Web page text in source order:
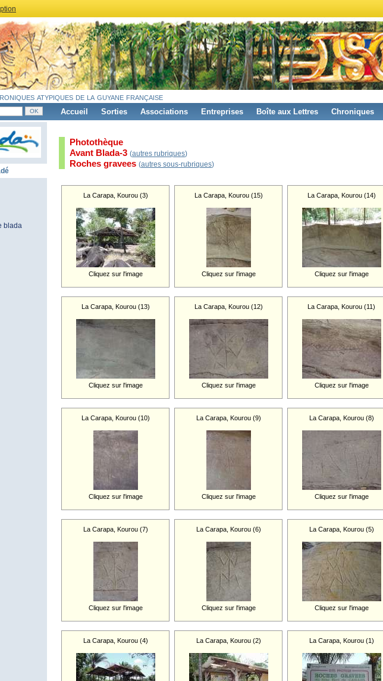
atypiques de la guyane française
Accueil Sorties Associations Entreprises Boîte aux Lettres Chroniques
blada
Photothèque
Avant Blada-3 (autres rubriques)
Roches gravees (autres sous-rubriques)
La Carapa, Kourou (3)
Cliquez sur l'image
La Carapa, Kourou (15)
Cliquez sur l'image
La Carapa, Kourou (14)
Cliquez sur l'image
La Carapa, Kourou (13)
Cliquez sur l'image
La Carapa, Kourou (12)
Cliquez sur l'image
La Carapa, Kourou (11)
Cliquez sur l'image
La Carapa, Kourou (10)
Cliquez sur l'image
La Carapa, Kourou (9)
Cliquez sur l'image
La Carapa, Kourou (8)
Cliquez sur l'image
La Carapa, Kourou (7)
Cliquez sur l'image
La Carapa, Kourou (6)
Cliquez sur l'image
La Carapa, Kourou (5)
Cliquez sur l'image
La Carapa, Kourou (4) La Carapa, Kourou (2) La Carapa, Kourou (1)